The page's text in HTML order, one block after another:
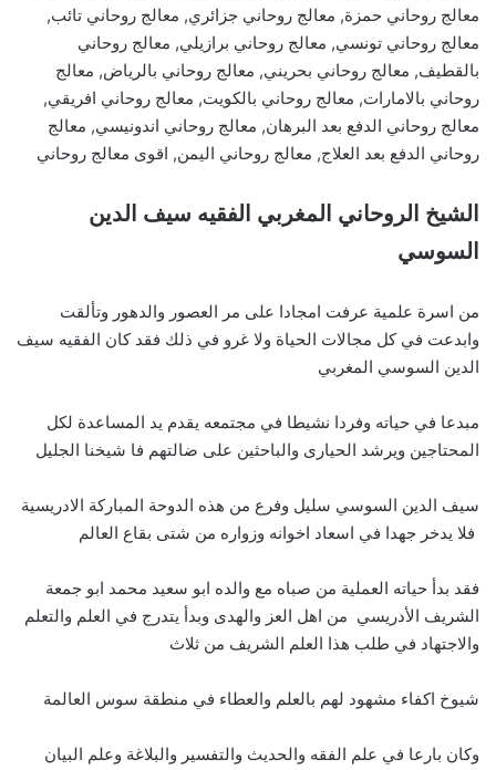
معالج روحاني حمزة, معالج روحاني جزائري, معالج روحاني تائب,
معالج روحاني تونسي, معالج روحاني برازيلي, معالج روحاني
بالقطيف, معالج روحاني بحريني, معالج روحاني بالرياض, معالج
روحاني بالامارات, معالج روحاني بالكويت, معالج روحاني افريقي,
معالج روحاني الدفع بعد البرهان, معالج روحاني اندونيسي, معالج
روحاني الدفع بعد العلاج, معالج روحاني اليمن, اقوى معالج روحاني
الشيخ الروحاني المغربي الفقيه سيف الدين
السوسي
من اسرة علمية عرفت امجادا على مر العصور والدهور وتألقت
وابدعت في كل مجالات الحياة ولا غرو في ذلك فقد كان الفقيه سيف
الدين السوسي المغربي
مبدعا في حياته وفردا نشيطا في مجتمعه يقدم يد المساعدة لكل
المحتاجين ويرشد الحيارى والباحثين على ضالتهم فا شيخنا الجليل
سيف الدين السوسي سليل وفرع من هذه الدوحة المباركة الادريسية
فلا يدخر جهدا في اسعاد اخوانه وزواره من شتى بقاع العالم
فقد بدأ حياته العملية من صباه مع والده ابو سعيد محمد ابو جمعة
الشريف الأدريسي من اهل العز والهدى وبدأ يتدرج في العلم والتعلم
والاجتهاد في طلب هذا العلم الشريف من ثلاث
شيوخ اكفاء مشهود لهم بالعلم والعطاء في منطقة سوس العالمة
وكان بارعا في علم الفقه والحديث والتفسير والبلاغة وعلم البيان